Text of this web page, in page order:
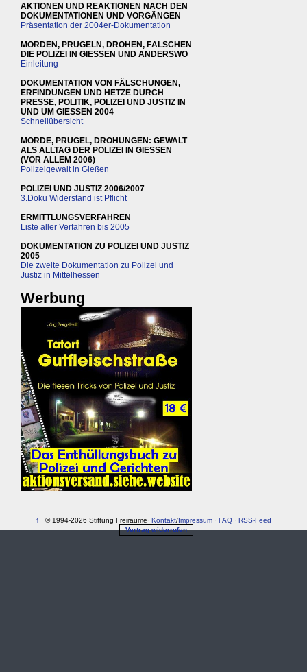
AKTIONEN UND REAKTIONEN NACH DEN
DOKUMENTATIONEN UND VORGÄNGEN
Präsentation der 2004er-Dokumentation
MORDEN, PRÜGELN, DROHEN, FÄLSCHEN
DIE POLIZEI IN GIESSEN UND ANDERSWO
Einleitung
DOKUMENTATION VON FÄLSCHUNGEN,
ERFINDUNGEN UND HETZE DURCH
PRESSE, POLITIK, POLIZEI UND JUSTIZ IN
UND UM GIESSEN 2004
Schnellübersicht
MORDE, PRÜGEL, DROHUNGEN: GEWALT
ALS ALLTAG DER POLIZEI IN GIESSEN
(VOR ALLEM 2006)
Polizeigewalt in Gießen
POLIZEI UND JUSTIZ 2006/2007
3.Doku Widerstand ist Pflicht
ERMITTLUNGSVERFAHREN
Liste aller Verfahren bis 2005
DOKUMENTATION ZU POLIZEI UND JUSTIZ
2005
Die zweite Dokumentation zu Polizei und
Justiz in Mittelhessen
Werbung
↑ · © 1994-2026 Stiftung Freiräume· Kontakt/Impressum · FAQ · RSS-Feed
Vertrag widerrufen